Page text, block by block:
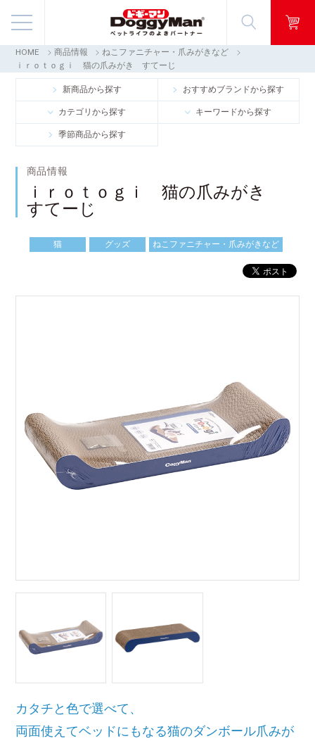
商品情報
映像ギャラリー
知る・楽しむ
お客様窓口・Q＆A
会社情報
採用情報
HOME 商品情報
ねこファニチャー・爪みがきなど
ｉｒｏｔｏｇｉ 猫の爪みがき すてーじ
新商品から探す おすすめブランドから探す
カテゴリから探す キーワードから探す
季節商品から探す
商品情報
ｉｒｏｔｏｇｉ 猫の爪みがき
すてーじ
猫 グッズ ねこファニチャー・爪みがきなど
カタチと色で選べて、
両面使えてベッドにもなる猫のダンボール爪みが